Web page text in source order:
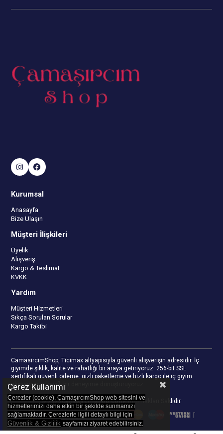
Kurumsal
Anasayfa
Bize Ulaşın
Müşteri İlişkileri
Üyelik
Alışveriş
Kargo & Teslimat
KVKK
Yardım
Müşteri Hizmetleri
Sıkça Sorulan Sorular
Kargo Takibi
CamasircimShop, Ticimax altyapısıyla güvenli alışverişin adresidir. İç
giyimde şıklık, kalite ve rahatlığı bir araya getiriyoruz. 256-bit SSL
sertifikalı güvenli ödeme, gizli paketleme ve hızlı kargo ile iç giyim
alışverişinizi keyifli bir deneyime dönüştürüyoruz.
© 2023camasircimshop.com- Tüm Hakları Saklıdır.
Çerez Kullanımı
Çerezler (cookie), ÇamaşırcımShop web sitesini ve
hizmetlerimizi daha etkin bir şekilde sunmamızı
sağlamaktadır. Çerezlerle ilgili detaylı bilgi için
Güvenlik & Gizlilik sayfamızı ziyaret edebilirsiniz.